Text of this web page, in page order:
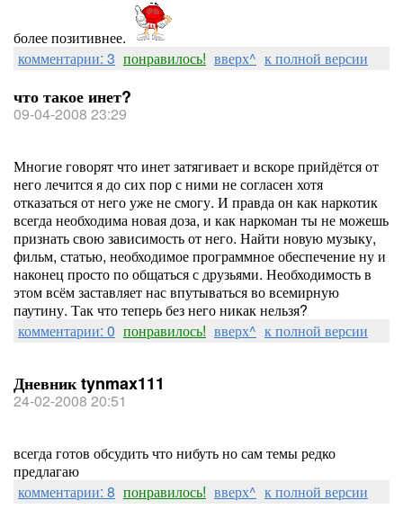
более позитивнее.
комментарии: 3 понравилось! вверх^ к полной версии
что такое инет?
09-04-2008 23:29
Многие говорят что инет затягивает и вскоре прийдётся от
него лечится я до сих пор с ними не согласен хотя
отказаться от него уже не смогу. И правда он как наркотик
всегда необходима новая доза, и как наркоман ты не можешь
признать свою зависимость от него. Найти новую музыку,
фильм, статью, необходимое программное обеспечение ну и
наконец просто по общаться с друзьями. Необходимость в
этом всём заставляет нас впутываться во всемирную
паутину. Так что теперь без него никак нельзя?
комментарии: 0 понравилось! вверх^ к полной версии
Дневник tynmax111
24-02-2008 20:51
всегда готов обсудить что нибуть но сам темы редко
предлагаю
комментарии: 8 понравилось! вверх^ к полной версии